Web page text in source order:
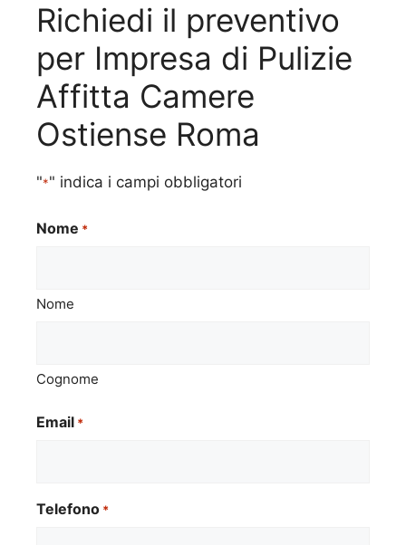
Richiedi il preventivo
per Impresa di Pulizie
Affitta Camere
Ostiense Roma
"*" indica i campi obbligatori
Nome *
Nome
Cognome
Email *
Telefono *